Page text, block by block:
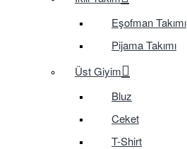
Eşofman Takımı
Pijama Takımı
Üst Giyim
Bluz
Ceket
T-Shirt